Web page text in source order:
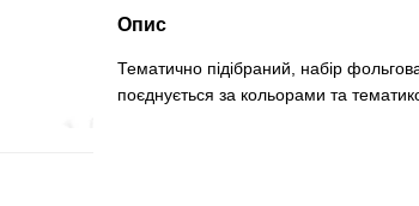
Опис
Тематично підібраний, набір
поєднується за кольорами та